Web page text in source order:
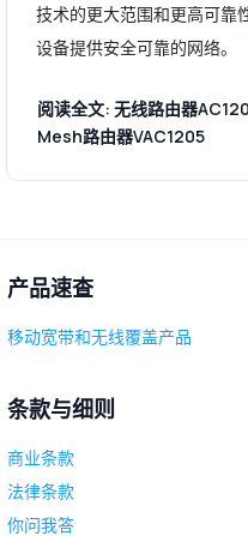
技术的更大范围和更高可靠
设备提供安全可靠的网络。
阅读全文: 无线路由器
Mesh路由器VAC1205
产品速查
移动宽带和无线覆盖产品
条款与细则
商业条款
法律条款
你问我答